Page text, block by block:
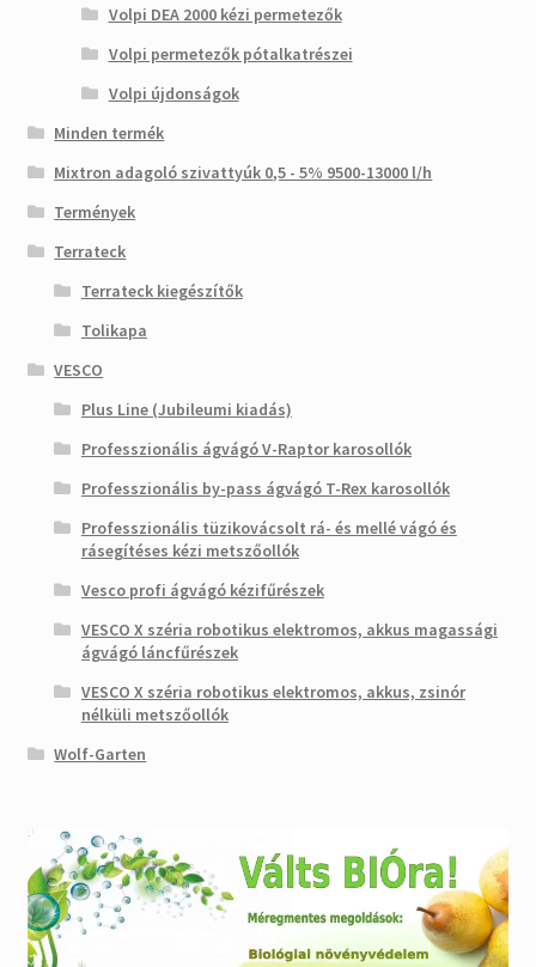
Volpi DEA 2000 kézi permetezők
Volpi permetezők pótalkatrészei
Volpi újdonságok
Minden termék
Mixtron adagoló szivattyúk 0,5 - 5% 9500-13000 l/h
Termények
Terrateck
Terrateck kiegészítők
Tolikapa
VESCO
Plus Line (Jubileumi kiadás)
Professzionális ágvágó V-Raptor karosollók
Professzionális by-pass ágvágó T-Rex karosollók
Professzionális tüzikovácsolt rá- és mellé vágó és
rásegítéses kézi metszőollók
Vesco profi ágvágó kézifűrészek
VESCO X széria robotikus elektromos, akkus magassági
ágvágó láncfűrészek
VESCO X széria robotikus elektromos, akkus, zsinór
nélküli metszőollók
Wolf-Garten